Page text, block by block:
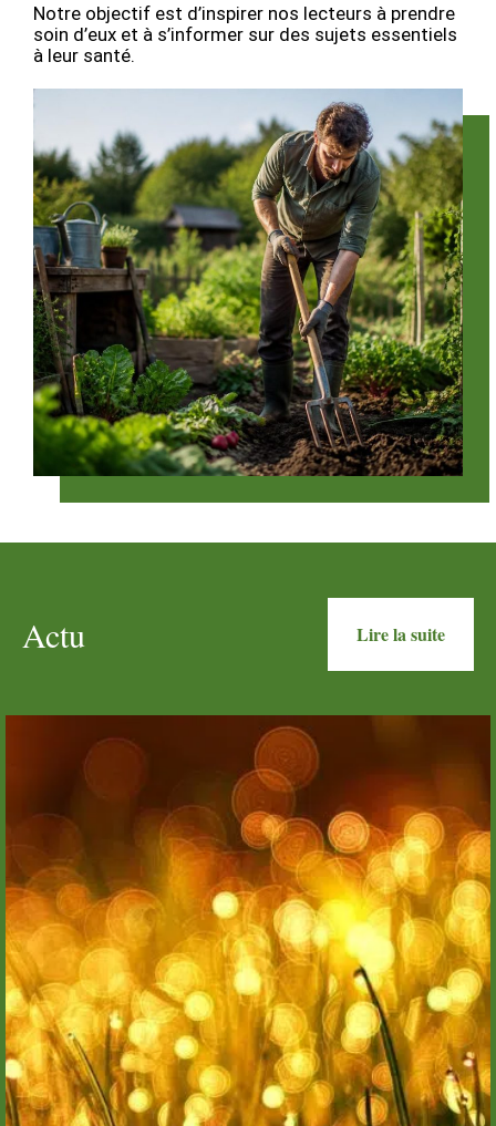
Notre objectif est d’inspirer nos lecteurs à prendre
soin d’eux et à s’informer sur des sujets essentiels
à leur santé.
Actu Lire la suite